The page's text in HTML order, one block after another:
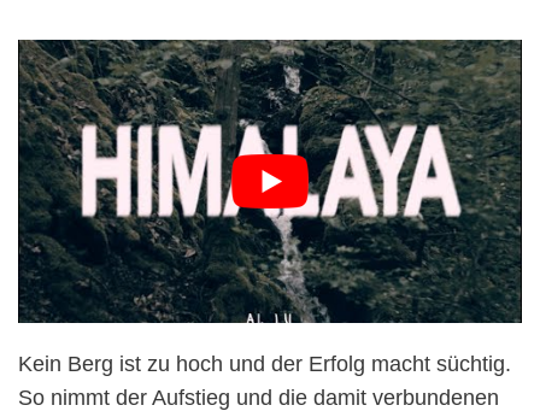
Kein Berg ist zu hoch und der Erfolg macht süchtig.
So nimmt der Aufstieg und die damit verbundenen